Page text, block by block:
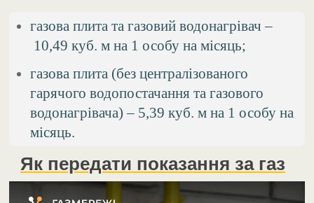
газова плита та газовий водонагрівач –
10,49 куб. м на 1 особу на місяць;
газова плита (без централізованого
гарячого водопостачання та газового
водонагрівача) – 5,39 куб. м на 1 особу на
місяць.
Як передати показання за газ